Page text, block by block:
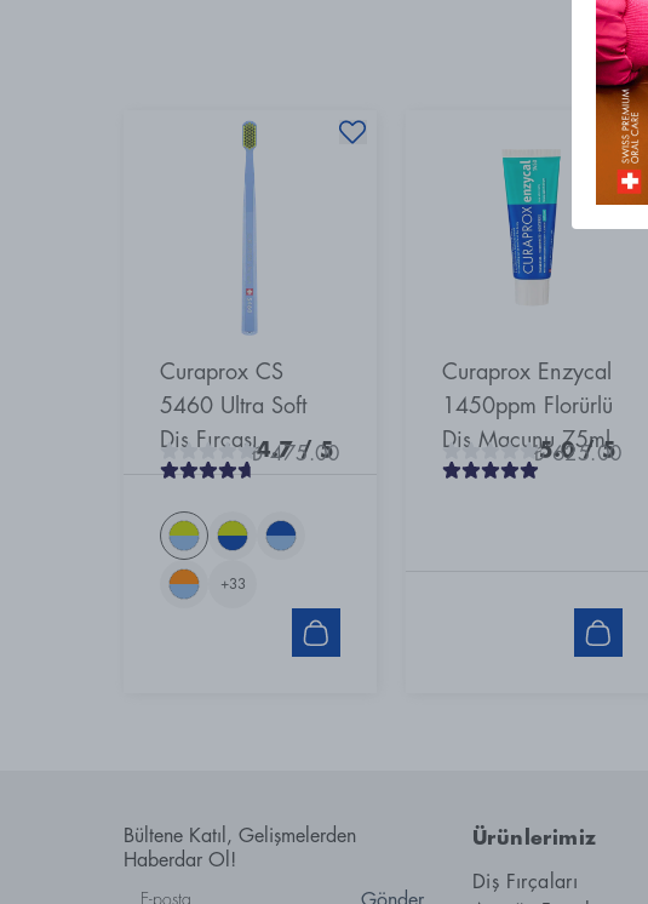
Curaprox CS
5460 Ultra Soft
Diş Fırçası4.7/ 5
₺ 475.00
+33
Curaprox Enzycal
1450ppm Florürlü
Diş Macunu 75ml
5.0/ 5
₺ 625.00
Bültene Katıl, Gelişmelerden
Haberdar Ol!
Gönder
Ürünlerimiz
Diş Fırçaları